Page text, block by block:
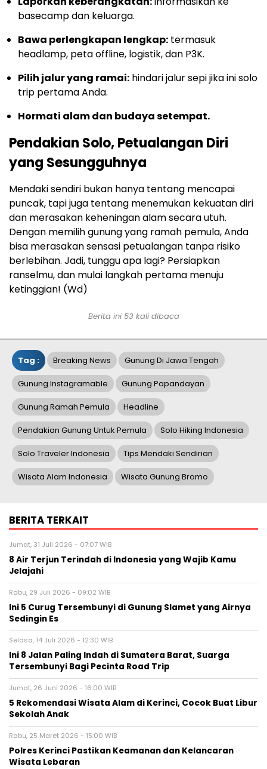
basecamp dan keluarga.
Bawa perlengkapan lengkap: termasuk
headlamp, peta offline, logistik, dan P3K.
Pilih jalur yang ramai: hindari jalur sepi jika ini solo
trip pertama Anda.
Hormati alam dan budaya setempat.
Pendakian Solo, Petualangan Diri
yang Sesungguhnya
Mendaki sendiri bukan hanya tentang mencapai
puncak, tapi juga tentang menemukan kekuatan diri
dan merasakan keheningan alam secara utuh.
Dengan memilih gunung yang ramah pemula, Anda
bisa merasakan sensasi petualangan tanpa risiko
berlebihan. Jadi, tunggu apa lagi? Persiapkan
ranselmu, dan mulai langkah pertama menuju
ketinggian! (Wd)
Berita ini 53 kali dibaca
Tag : Breaking News Gunung Di Jawa Tengah
Gunung Instagramable Gunung Papandayan
Gunung Ramah Pemula Headline
Pendakian Gunung Untuk Pemula Solo Hiking Indonesia
Solo Traveler Indonesia Tips Mendaki Sendirian
Wisata Alam Indonesia Wisata Gunung Bromo
BERITA TERKAIT
Jumat, 31 Juli 2026 - 07:07 WIB
8 Air Terjun Terindah di Indonesia yang Wajib Kamu
Jelajahi
Rabu, 29 Juli 2026 - 09:02 WIB
Ini 5 Curug Tersembunyi di Gunung Slamet yang Airnya
Sedingin Es
Selasa, 14 Juli 2026 - 12:30 WIB
Ini 8 Jalan Paling Indah di Sumatera Barat, Suarga
Tersembunyi Bagi Pecinta Road Trip
Jumat, 26 Juni 2026 - 16:00 WIB
5 Rekomendasi Wisata Alam di Kerinci, Cocok Buat Libur
Sekolah Anak
Rabu, 25 Maret 2026 - 15:00 WIB
Polres Kerinci Pastikan Keamanan dan Kelancaran
Wisata Lebaran